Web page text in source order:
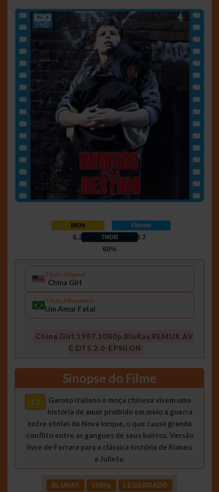
IMDb
6.3
Filmow
3.7
TMDB
60%
Título Original
China Girl
Título Alternativo
Um Amor Fatal
China.Girl.1987.1080p.BluRay.REMUX.AV
C.DTS.2.0-EPSiLON
Sinopse do Filme
12
Garoto italiano e moça chinesa vivem uma
história de amor proibido em meio à guerra
entre etnias de Nova Iorque, o que causa grande
conflito entre as gangues de seus bairros. Versão
livre de Ferrara para a clássica história de Romeu
e Julieta.
BLURAY 1080p LEGENDADO